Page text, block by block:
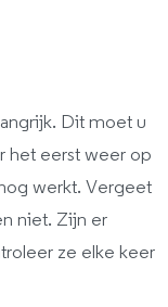
Dit moet u
het eerst weer op
werkt. Vergeet
niet. Zijn er
ze elke keer